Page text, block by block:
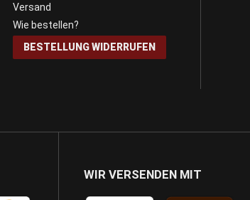
Versand
Wie bestellen?
BESTELLUNG WIDERRUFEN
WIR VERSENDEN MIT